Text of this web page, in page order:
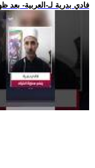
.. فادي بدرية لـ-العربية-